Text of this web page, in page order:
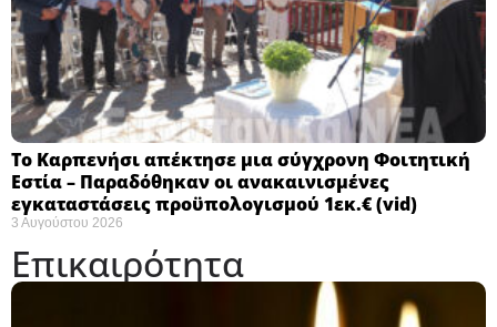
Το Καρπενήσι απέκτησε μια σύγχρονη Φοιτητική
Εστία – Παραδόθηκαν οι ανακαινισμένες
εγκαταστάσεις προϋπολογισμού 1εκ.€ (vid)
3 Αυγούστου 2026
Επικαιρότητα